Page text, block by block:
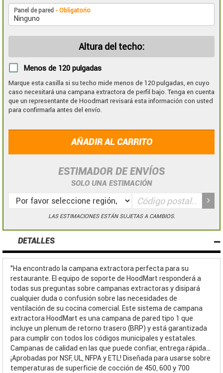
Panel de pared - Obligatorio
Altura del techo:
Menos de 120 pulgadas
Marque esta casilla si su techo mide menos de 120 pulgadas, en cuyo
caso necesitará una campana extractora de perfil bajo. Tenga en cuenta
que un representante de Hoodmart revisará esta información con usted
para confirmarla antes del envío.
AÑADIR AL CARRITO
ESTIMADOR DE ENVÍOS
SOLO UNA ESTIMACIÓN
LAS ESTIMACIONES ESTÁN SUJETAS A CAMBIOS.
DETALLES
"Ha encontrado la campana extractora perfecta para su
restaurante. El equipo de soporte de HoodMart responderá a
todas sus preguntas sobre campanas extractoras y disipará
cualquier duda o confusión sobre las necesidades de
ventilación de su cocina comercial. Este sistema de campana
extractora HoodMart es una campana de pared tipo 1 que
incluye un plenum de retorno trasero (BRP) y está garantizada
para cumplir con todos los códigos municipales y estatales.
Campanas de calidad en las que puede confiar, entrega rápida...
¡Aprobadas por NSF, UL, NFPA y ETL! Diseñada para usarse sobre
temperaturas de superficie de cocción de 450, 600 y 700